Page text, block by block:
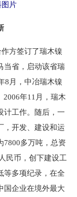
图片
方签订了瑞木镍
当省，启动该省瑞
8月，中冶瑞木镍
2006年11月，瑞木
计工作。随后，一
，开发、建设和运
7800多万吨，总资
民币，创下建设工
等多项纪录，在全
国企业在境外最大